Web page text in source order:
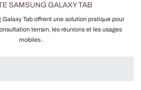
SAMSUNG GALAXY TAB
Tab offrent une solution pratique pour
terrain, les réunions et les usages
mobiles .